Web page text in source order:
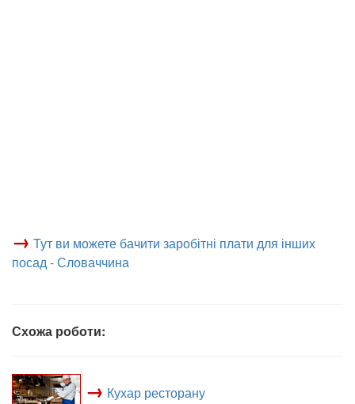
→ Тут ви можете бачити заробітні плати для інших
посад - Словаччина
Схожа роботи:
→ Кухар ресторану